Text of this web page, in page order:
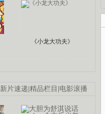
《小龙大功夫》
新片速递|精品栏目 |电影滚播